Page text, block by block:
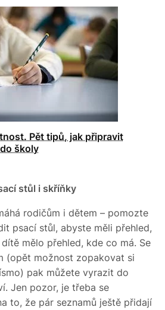
Pět tipů, jak připravit
školy
stůl i skříňky
rodičům i dětem – pomozte
psací stůl, abyste měli přehled,
mělo přehled, kde co má. Se
(opět možnost zopakovat si
pak můžete vyrazit do
Jen pozor, je třeba se
to, že pár seznamů ještě přidají